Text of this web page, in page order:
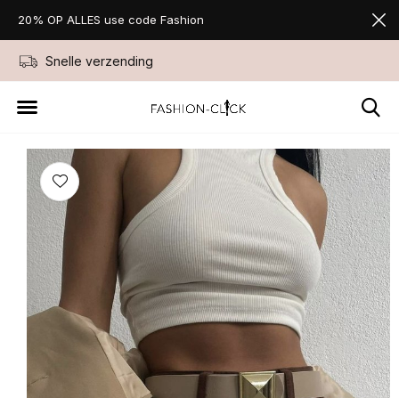
Snelle verzending
20% OP ALLES use code Fashion